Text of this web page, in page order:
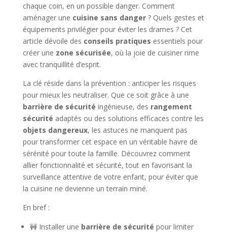
chaque coin, en un possible danger. Comment
aménager une cuisine sans danger? Quels gestes et
équipements privilégier pour éviter les drames ? Cet
article dévoile des conseils pratiques essentiels pour
créer une zone sécurisée, où la joie de cuisiner rime
avec tranquillité d’esprit.
La clé réside dans la prévention : anticiper les risques
pour mieux les neutraliser. Que ce soit grâce à une
barrière de sécurité ingénieuse, des rangement
sécurité adaptés ou des solutions efficaces contre les
objets dangereux, les astuces ne manquent pas
pour transformer cet espace en un véritable havre de
sérénité pour toute la famille. Découvrez comment
allier fonctionnalité et sécurité, tout en favorisant la
surveillance attentive de votre enfant, pour éviter que
la cuisine ne devienne un terrain miné.
En bref :
🚧 Installer une barrière de sécurité pour limiter